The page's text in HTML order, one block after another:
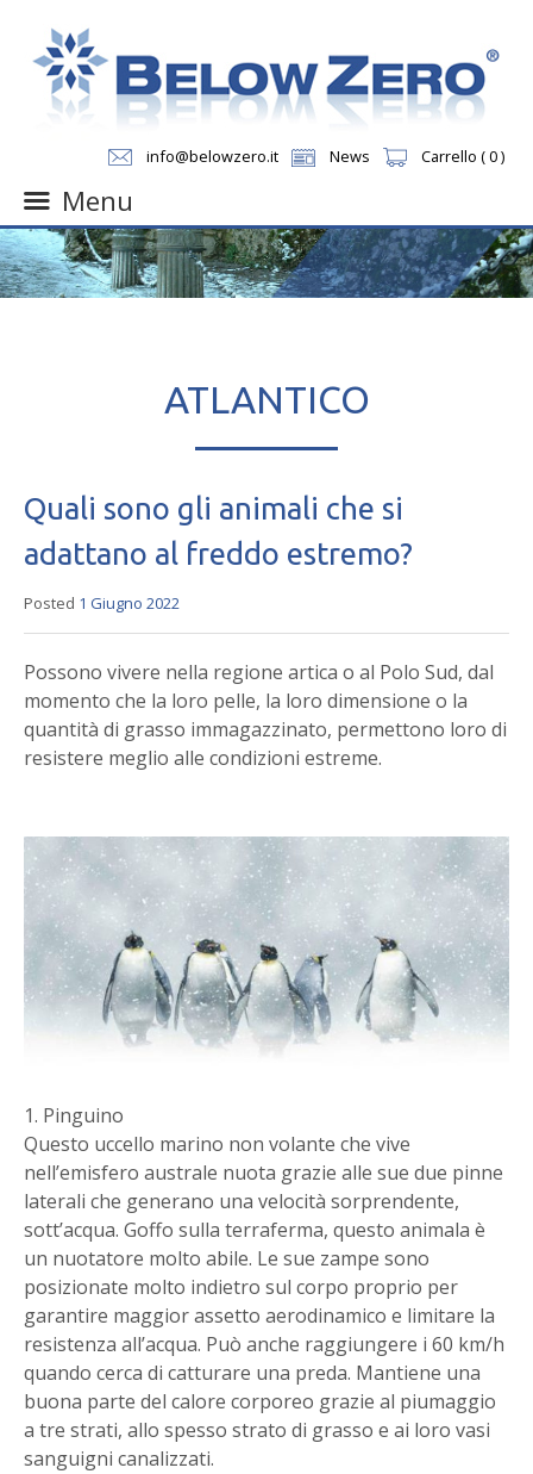
info@belowzero.it News Carrello ( 0 )
Menu
Skip
to
content
ATLANTICO
Quali sono gli animali che si
adattano al freddo estremo?
Posted 1 Giugno 2022
Possono vivere nella regione artica o al Polo Sud, dal
momento che la loro pelle, la loro dimensione o la
quantità di grasso immagazzinato, permettono loro di
resistere meglio alle condizioni estreme.
1. Pinguino
Questo uccello marino non volante che vive
nell’emisfero australe nuota grazie alle sue due pinne
laterali che generano una velocità sorprendente,
sott’acqua. Goffo sulla terraferma, questo animala è
un nuotatore molto abile. Le sue zampe sono
posizionate molto indietro sul corpo proprio per
garantire maggior assetto aerodinamico e limitare la
resistenza all’acqua. Può anche raggiungere i 60 km/h
quando cerca di catturare una preda. Mantiene una
buona parte del calore corporeo grazie al piumaggio
a tre strati, allo spesso strato di grasso e ai loro vasi
sanguigni canalizzati.